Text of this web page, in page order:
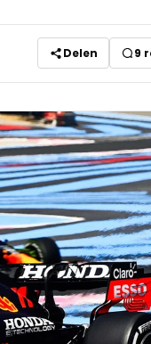
Delen 9